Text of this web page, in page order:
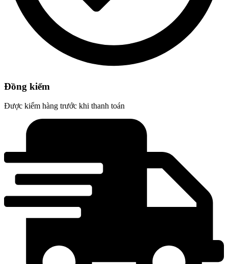
Đồng kiểm
Được kiểm hàng trước khi thanh toán